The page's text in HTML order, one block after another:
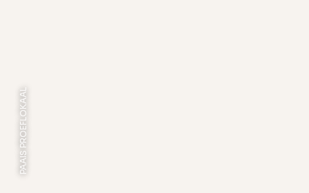
PAAIS PROEFLOKAAL